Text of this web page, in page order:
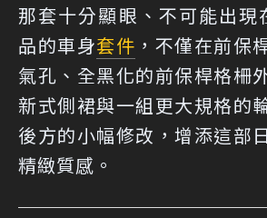
那套十分顯眼、不可能出現
品的車身套件 ，不僅在前保
氣孔、全黑化的前保桿格柵
新式側裙與一組更大規格的
後方的小幅修改，增添這部
精緻質感。